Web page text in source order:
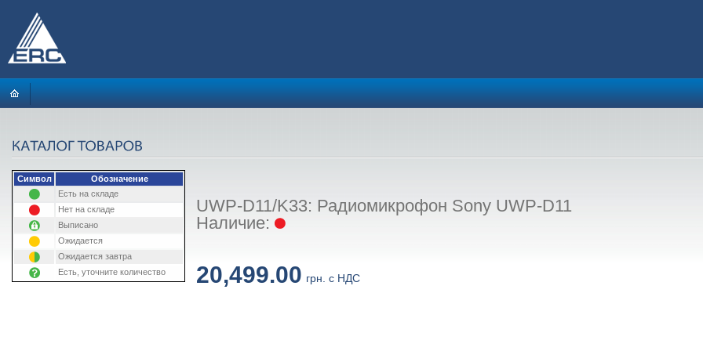
Символ
Обозначение
Есть на складе
Нет на складе
Выписано
Ожидается
Ожидается завтра
Есть, уточните количество
UWP-D11/K33: Радиомикрофон Sony UWP-D11
Наличие:
20,499.00 грн. с НДС